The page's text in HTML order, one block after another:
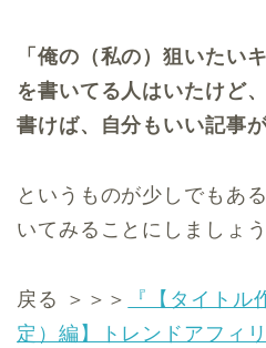
「俺の（私の）狙いたい
を書いてる人はいたけど
書けば、自分もいい記事
というものが少しでもあ
いてみることにしましょう
戻る ＞＞＞
『【タイトル
定）編】トレンドアフィ